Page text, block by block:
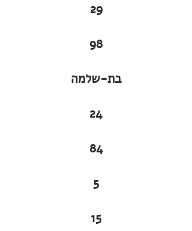
29
98
בת-שלמה
24
84
5
15